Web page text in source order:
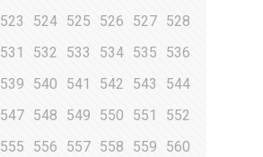
523 524 525 526 527 528
531 532 533 534 535
536
539 540 541 542 543
544
547 548 549 550 551
552
555 556 557 558 559
560